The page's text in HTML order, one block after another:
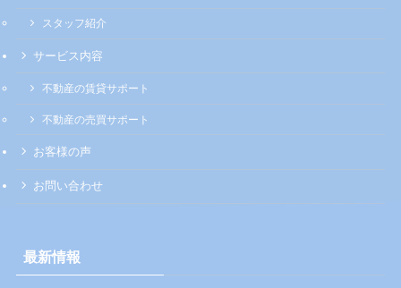
スタッフ紹介
サービス内容
不動産の賃貸サポート
不動産の売買サポート
お客様の声
お問い合わせ
最新情報